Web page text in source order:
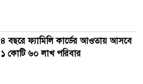
৪ বছরে ফ্যামিলি কার্ডের আওতায় আসবে
১ কোটি ৬০ লাখ পরিবার